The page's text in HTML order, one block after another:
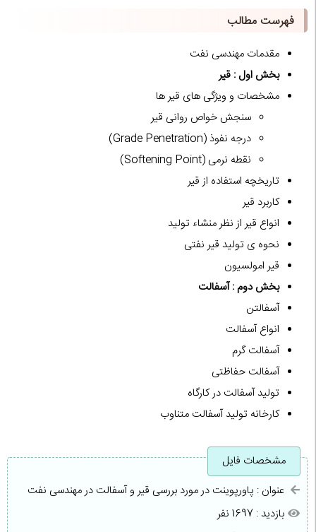
فهرست مطالب
مقدمات مهندسی نفت
بخش اول : قیر
مشخصات و ویژگی های قیر ها
سنجش خواص روانی قیر
درجه نفوذ (Grade Penetration)
نقطه نرمی (Softening Point)
تاریخچه استفاده از قیر
کاربرد قیر
انواع قیر از نظر منشاء تولید
نحوه ی تولید قیر نفتی
قیر امولسیون
بخش دوم : آسفالت
آسفالتن
انواع آسفالت
آسفالت گرم
آسفالت حفاظتی
تولید آسفالت در کارگاه
کارخانه تولید آسفالت متناوب
مشخصات فایل
عنوان : پاورپوینت در مورد بررسی قیر و آسفالت در مهندسی نفت
بازدید : 1697 نفر